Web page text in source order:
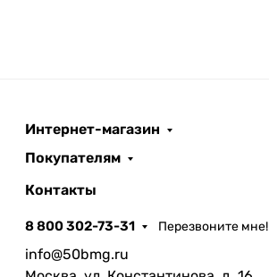
Интернет-магазин
Покупателям
Контакты
8 800 302-73-31 Перезвоните мне!
info@50bmg.ru